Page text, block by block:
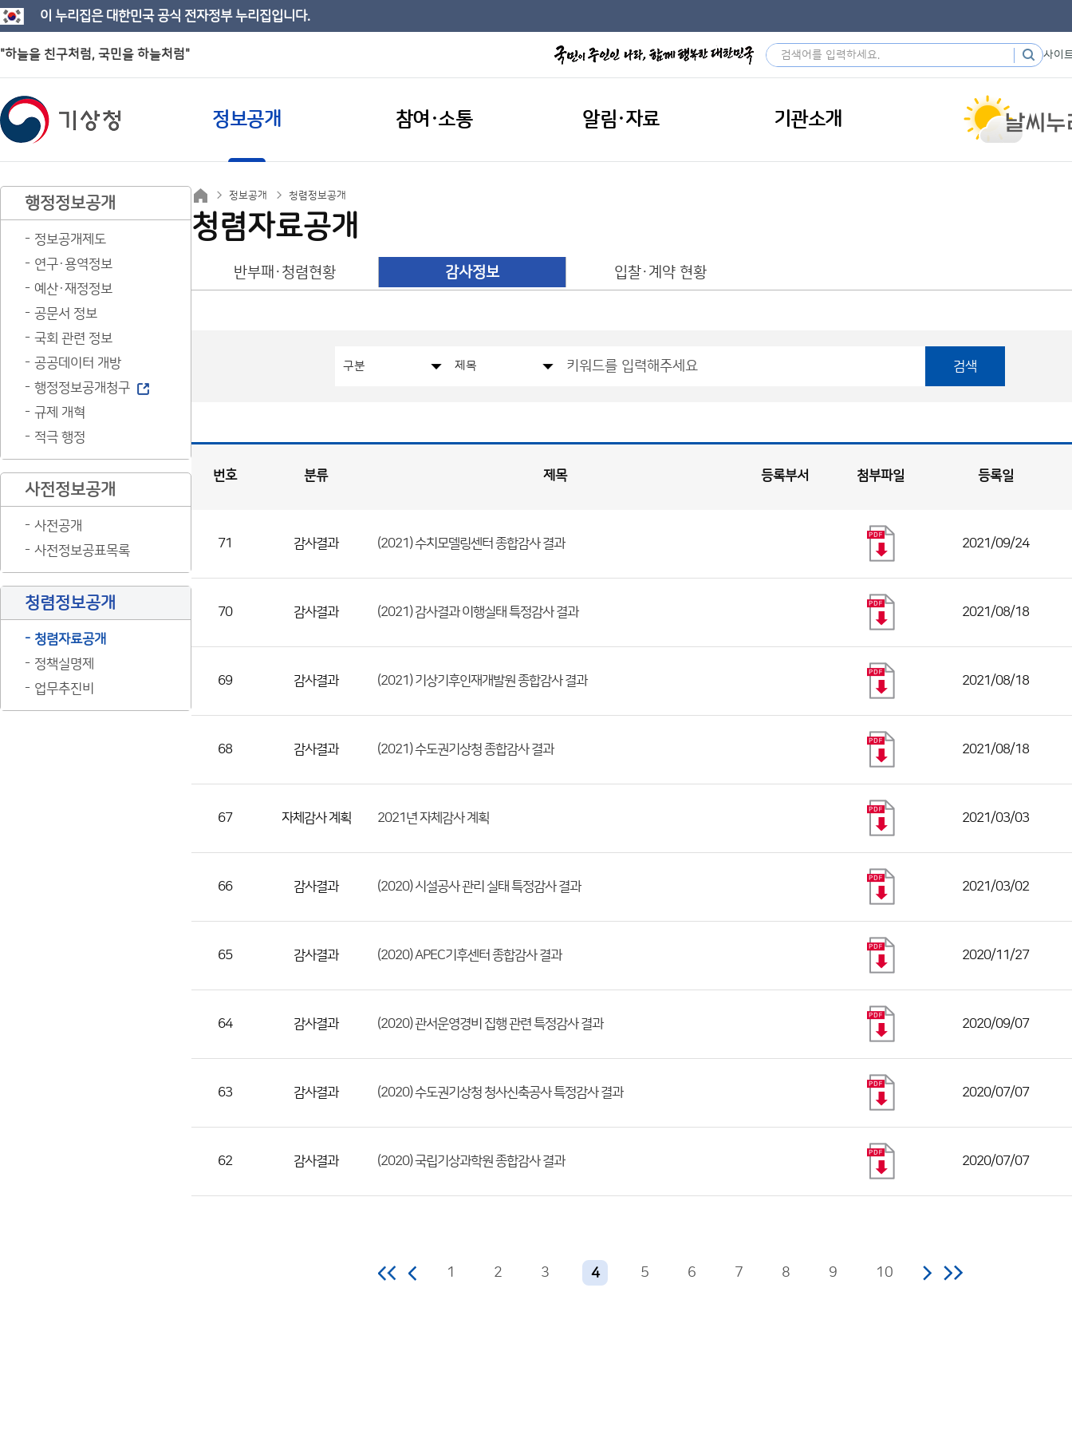
이 누리집은 대한민국 공식 전자정부 누리집입니다.
"하늘을 친구처럼, 국민을 하늘처럼" 사이
정보공개 참여·소통 알림·자료 기관소개
행정정보공개
정보공개제도
연구·용역정보
예산·재정정보
공문서 정보
국회 관련 정보
공공데이터 개방
행정정보공개청구
규제 개혁
적극 행정
사전정보공개
사전공개
사전정보공표목록
청렴정보공개
청렴자료공개
정책실명제
업무추진비
정보공개 청렴정보공개
청렴자료공개
반부패·청렴현황 감사정보 입찰·계약 현황
검색
호,
록
등
조
번호 분류 제목 등록부서 첨부파일 등록일
71 감사결과 (2021) 수치모델링센터 종합감사 결과 2021/09/24
70 감사결과 (2021) 감사결과 이행실태 특정감사 결과 2021/08/18
69 감사결과 (2021) 기상기후인재개발원 종합감사 결과 2021/08/18
68 감사결과 (2021) 수도권기상청 종합감사 결과 2021/08/18
67 자체감사 계획 2021년 자체감사 계획 2021/03/03
66 감사결과 (2020) 시설공사 관리 실태 특정감사 결과 2021/03/02
65 감사결과 (2020) APEC기후센터 종합감사 결과 2020/11/27
64 감사결과 (2020) 관서운영경비 집행 관련 특정감사 결과 2020/09/07
63 감사결과 (2020) 수도권기상청 청사신축공사 특정감사 결과 2020/07/07
62 감사결과 (2020) 국립기상과학원 종합감사 결과 2020/07/07
1 2 3 4 5 6 7 8 9 10